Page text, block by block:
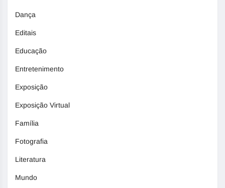
Dança
Editais
Educação
Entretenimento
Exposição
Exposição Virtual
Família
Fotografia
Literatura
Mundo